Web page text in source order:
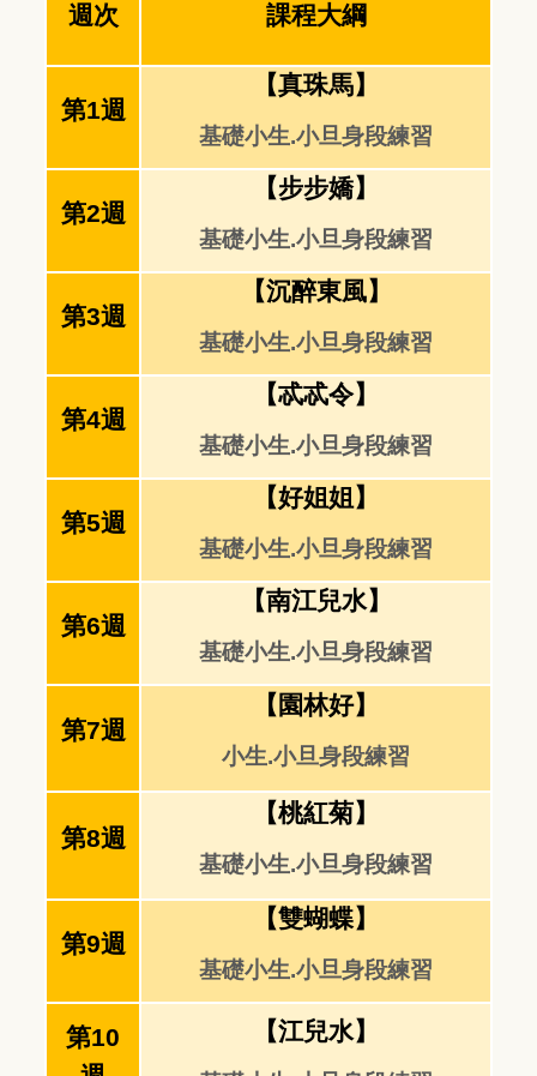
週次 課程大綱
第1週
【真珠馬】
基礎小生.小旦身段練習
第2週
【步步嬌】
基礎小生.小旦身段練習
第3週
【沉醉東風】
基礎小生.小旦身段練習
第4週
【忒忒令】
基礎小生.小旦身段練習
第5週
【好姐姐】
基礎小生.小旦身段練習
第6週
【南江兒水】
基礎小生.小旦身段練習
第7週
【園林好】
小生.小旦身段練習
第8週
【桃紅菊】
基礎小生.小旦身段練習
第9週
【雙蝴蝶】
基礎小生.小旦身段練習
第10
【江兒水】